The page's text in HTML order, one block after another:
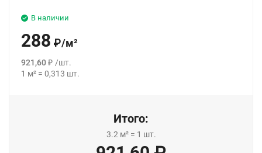
В наличии
288 ₽/м²
921,60₽ /шт.
1 м² = 0,313 шт.
Итого:
3.2 м²= 1 шт.